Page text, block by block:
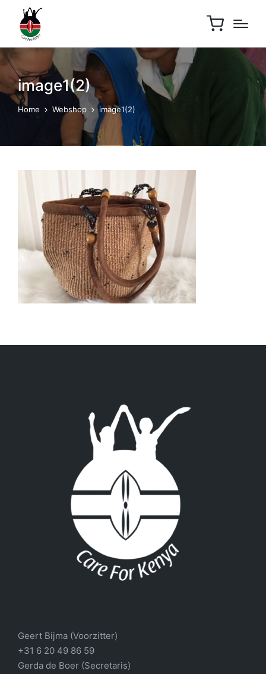
image1(2)
Home Webshop image1(2)
Geert Bijma (Voorzitter)
+31 6 20 49 86 59
Gerda de Boer (Secretaris)